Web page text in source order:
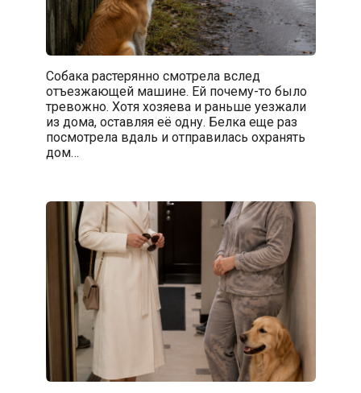
Собака растерянно смотрела вслед
отъезжающей машине. Ей почему-то было
тревожно. Хотя хозяева и раньше уезжали
из дома, оставляя её одну. Белка еще раз
посмотрела вдаль и отправилась охранять
дом…